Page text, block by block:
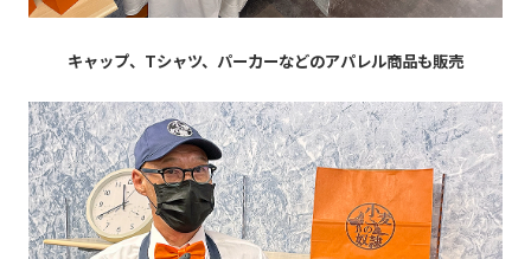
キャップ、Tシャツ、パーカーなどのアパレル商品も販売